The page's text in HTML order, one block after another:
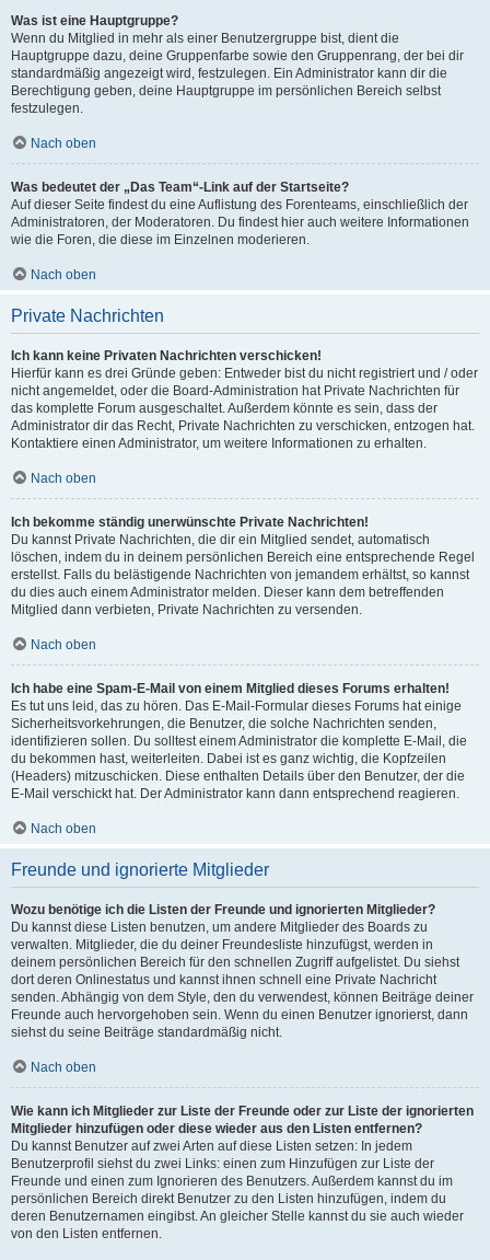
Was ist eine Hauptgruppe?
Wenn du Mitglied in mehr als einer Benutzergruppe bist, dient die
Hauptgruppe dazu, deine Gruppenfarbe sowie den Gruppenrang, der bei dir
standardmäßig angezeigt wird, festzulegen. Ein Administrator kann dir die
Berechtigung geben, deine Hauptgruppe im persönlichen Bereich selbst
festzulegen.
Nach oben
Was bedeutet der „Das Team“-Link auf der Startseite?
Auf dieser Seite findest du eine Auflistung des Forenteams, einschließlich der
Administratoren, der Moderatoren. Du findest hier auch weitere Informationen
wie die Foren, die diese im Einzelnen moderieren.
Nach oben
Private Nachrichten
Ich kann keine Privaten Nachrichten verschicken!
Hierfür kann es drei Gründe geben: Entweder bist du nicht registriert und / oder
nicht angemeldet, oder die Board-Administration hat Private Nachrichten für
das komplette Forum ausgeschaltet. Außerdem könnte es sein, dass der
Administrator dir das Recht, Private Nachrichten zu verschicken, entzogen hat.
Kontaktiere einen Administrator, um weitere Informationen zu erhalten.
Nach oben
Ich bekomme ständig unerwünschte Private Nachrichten!
Du kannst Private Nachrichten, die dir ein Mitglied sendet, automatisch
löschen, indem du in deinem persönlichen Bereich eine entsprechende Regel
erstellst. Falls du belästigende Nachrichten von jemandem erhältst, so kannst
du dies auch einem Administrator melden. Dieser kann dem betreffenden
Mitglied dann verbieten, Private Nachrichten zu versenden.
Nach oben
Ich habe eine Spam-E-Mail von einem Mitglied dieses Forums erhalten!
Es tut uns leid, das zu hören. Das E-Mail-Formular dieses Forums hat einige
Sicherheitsvorkehrungen, die Benutzer, die solche Nachrichten senden,
identifizieren sollen. Du solltest einem Administrator die komplette E-Mail, die
du bekommen hast, weiterleiten. Dabei ist es ganz wichtig, die Kopfzeilen
(Headers) mitzuschicken. Diese enthalten Details über den Benutzer, der die
E-Mail verschickt hat. Der Administrator kann dann entsprechend reagieren.
Nach oben
Freunde und ignorierte Mitglieder
Wozu benötige ich die Listen der Freunde und ignorierten Mitglieder?
Du kannst diese Listen benutzen, um andere Mitglieder des Boards zu
verwalten. Mitglieder, die du deiner Freundesliste hinzufügst, werden in
deinem persönlichen Bereich für den schnellen Zugriff aufgelistet. Du siehst
dort deren Onlinestatus und kannst ihnen schnell eine Private Nachricht
senden. Abhängig von dem Style, den du verwendest, können Beiträge deiner
Freunde auch hervorgehoben sein. Wenn du einen Benutzer ignorierst, dann
siehst du seine Beiträge standardmäßig nicht.
Nach oben
Wie kann ich Mitglieder zur Liste der Freunde oder zur Liste der ignorierten
Mitglieder hinzufügen oder diese wieder aus den Listen entfernen?
Du kannst Benutzer auf zwei Arten auf diese Listen setzen: In jedem
Benutzerprofil siehst du zwei Links: einen zum Hinzufügen zur Liste der
Freunde und einen zum Ignorieren des Benutzers. Außerdem kannst du im
persönlichen Bereich direkt Benutzer zu den Listen hinzufügen, indem du
deren Benutzernamen eingibst. An gleicher Stelle kannst du sie auch wieder
von den Listen entfernen.